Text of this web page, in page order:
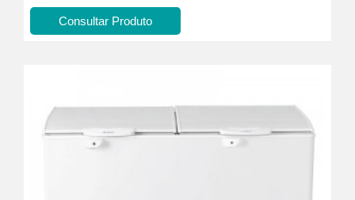
Consultar Produto